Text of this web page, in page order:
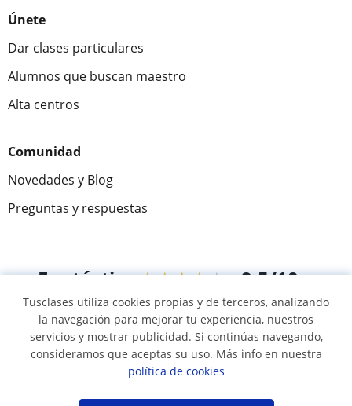
Únete
Dar clases particulares
Alumnos que buscan maestro
Alta centros
Comunidad
Novedades y Blog
Preguntas y respuestas
Fantástica★★★★★ 9,5/10
305915 opiniones de alumnos
© 2007 - 2026 Tusclases.mx
Mapa web:Profesores particulares
Tusclases utiliza cookies propias y de terceros, analizando
la navegación para mejorar tu experiencia, nuestros
servicios y mostrar publicidad. Si continúas navegando,
consideramos que aceptas su uso. Más info en nuestra
política de cookies